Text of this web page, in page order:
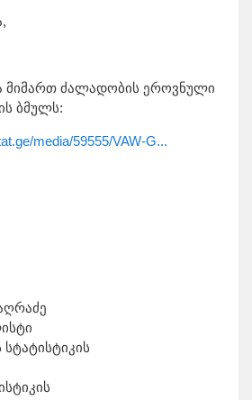
მიმართ ძალადობის ეროვნული
ბმულს:
media/59555/VAW-G...